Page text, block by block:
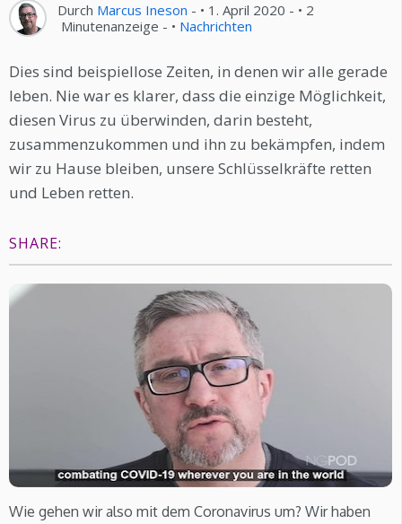
Durch Marcus Ineson - • 1. April 2020 - • 2
Minutenanzeige - • Nachrichten
Dies sind beispiellose Zeiten, in denen wir alle gerade
leben. Nie war es klarer, dass die einzige Möglichkeit,
diesen Virus zu überwinden, darin besteht,
zusammenzukommen und ihn zu bekämpfen, indem
wir zu Hause bleiben, unsere Schlüsselkräfte retten
und Leben retten.
SHARE:
Wie gehen wir also mit dem Coronavirus um? Wir haben